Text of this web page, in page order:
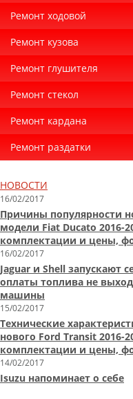
Ремонт ходовой
Ремонт кузова
Ремонт глушителя
Ремонт стекол
Ремонт кардана
Ремонт раздатки
НОВОСТИ
16/02/2017
Причины популярности
модели Fiat Ducato 2016-
комплектации и цены,
16/02/2017
Jaguar и Shell запускают
оплаты топлива не
машины
15/02/2017
Технические
нового Ford Transit 2016-
комплектации и цены,
14/02/2017
Isuzu напоминает о себе